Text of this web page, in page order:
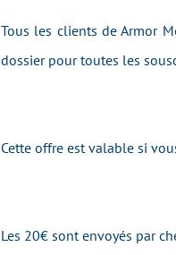
Tous les clients de Armor
dossier pour toutes les
Cette offre est valable si
Les 20€ sont envoyés par